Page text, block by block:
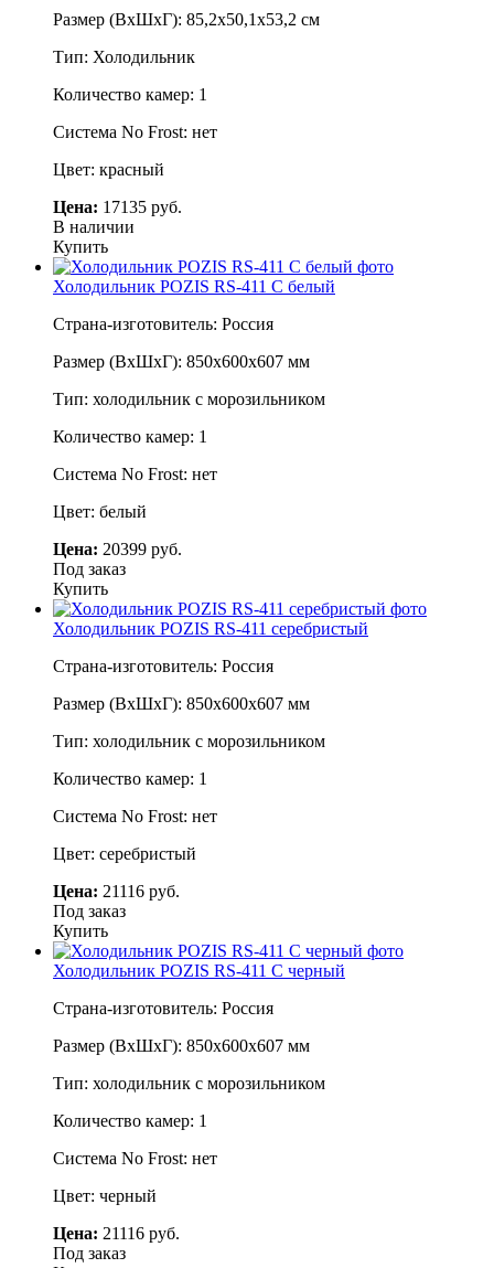
Размер (ВхШхГ): 85,2х50,1х53,2 см
Тип: Холодильник
Количество камер: 1
Система No Frost: нет
Цвет: красный
Цена: 17135 руб.
В наличии
Купить
Холодильник POZIS RS-411 C белый
Страна-изготовитель: Россия
Размер (ВхШхГ): 850х600х607 мм
Тип: холодильник с морозильником
Количество камер: 1
Система No Frost: нет
Цвет: белый
Цена: 20399 руб.
Под заказ
Купить
Холодильник POZIS RS-411 серебристый
Страна-изготовитель: Россия
Размер (ВхШхГ): 850х600х607 мм
Тип: холодильник с морозильником
Количество камер: 1
Система No Frost: нет
Цвет: серебристый
Цена: 21116 руб.
Под заказ
Купить
Холодильник POZIS RS-411 C черный
Страна-изготовитель: Россия
Размер (ВхШхГ): 850х600х607 мм
Тип: холодильник с морозильником
Количество камер: 1
Система No Frost: нет
Цвет: черный
Цена: 21116 руб.
Под заказ